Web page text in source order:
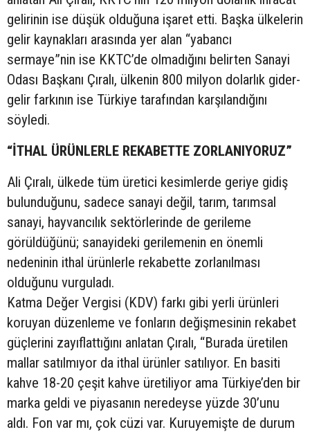
gelirinin ise düşük olduğuna işaret etti. Başka ülkelerin
gelir kaynakları arasında yer alan “yabancı
sermaye”nin ise KKTC’de olmadığını belirten Sanayi
Odası Başkanı Çıralı, ülkenin 800 milyon dolarlık gider-
gelir farkının ise Türkiye tarafından karşılandığını
söyledi.
“İTHAL ÜRÜNLERLE REKABETTE ZORLANIYORUZ”
Ali Çıralı, ülkede tüm üretici kesimlerde geriye gidiş
bulunduğunu, sadece sanayi değil, tarım, tarımsal
sanayi, hayvancılık sektörlerinde de gerileme
görüldüğünü; sanayideki gerilemenin en önemli
nedeninin ithal ürünlerle rekabette zorlanılması
olduğunu vurguladı.
Katma Değer Vergisi (KDV) farkı gibi yerli ürünleri
koruyan düzenleme ve fonların değişmesinin rekabet
güçlerini zayıflattığını anlatan Çıralı, “Burada üretilen
mallar satılmıyor da ithal ürünler satılıyor. En basiti
kahve 18-20 çeşit kahve üretiliyor ama Türkiye’den bir
marka geldi ve piyasanın neredeyse yüzde 30’unu
aldı. Fon var mı, çok cüzi var. Kuruyemişte de durum